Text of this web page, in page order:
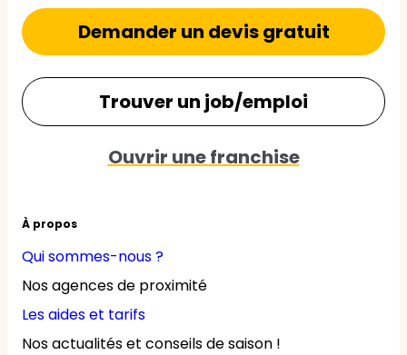
À propos
Qui sommes-nous ?
Nos agences de proximité
Les aides et tarifs
Nos actualités et conseils de saison !
Demander un devis gratuit
Trouver un job/emploi
Ouvrir une franchise